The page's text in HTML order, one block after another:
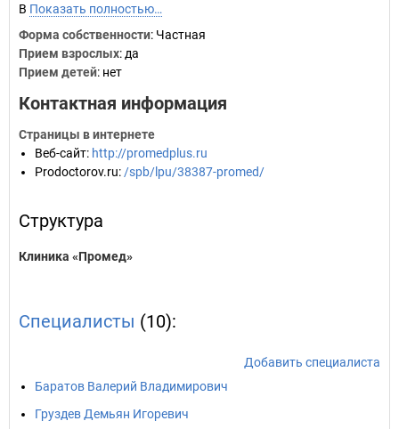
В Показать полностью…
Форма собственности: Частная
Прием взрослых: да
Прием детей: нет
Контактная информация
Страницы в интернете
Веб-сайт: http://promedplus.ru
Prodoctorov.ru: /spb/lpu/38387-promed/
Структура
Клиника «Промед»
Специалисты (10):
Добавить специалиста
Баратов Валерий Владимирович
Груздев Демьян Игоревич